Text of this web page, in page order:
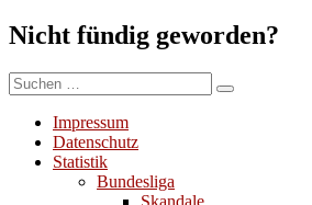
Nicht fündig geworden?
Suchen
nach:
Suchen
Impressum
Datenschutz
Statistik
Bundesliga
Skandale